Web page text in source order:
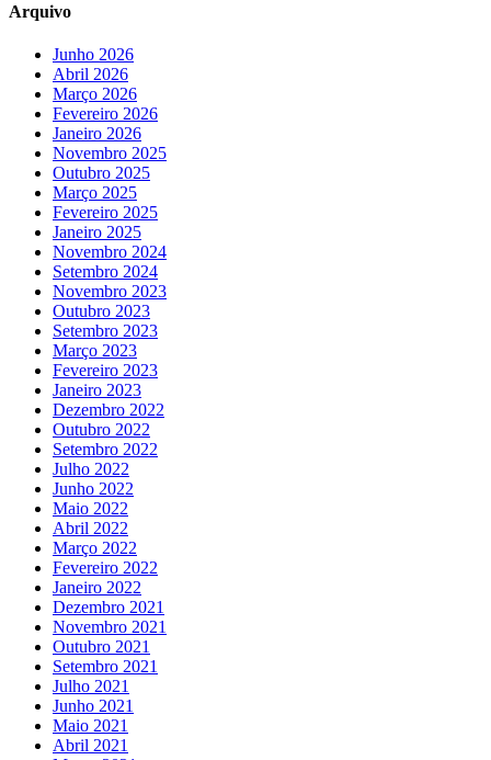
Arquivo
Junho 2026
Abril 2026
Março 2026
Fevereiro 2026
Janeiro 2026
Novembro 2025
Outubro 2025
Março 2025
Fevereiro 2025
Janeiro 2025
Novembro 2024
Setembro 2024
Novembro 2023
Outubro 2023
Setembro 2023
Março 2023
Fevereiro 2023
Janeiro 2023
Dezembro 2022
Outubro 2022
Setembro 2022
Julho 2022
Junho 2022
Maio 2022
Abril 2022
Março 2022
Fevereiro 2022
Janeiro 2022
Dezembro 2021
Novembro 2021
Outubro 2021
Setembro 2021
Julho 2021
Junho 2021
Maio 2021
Abril 2021